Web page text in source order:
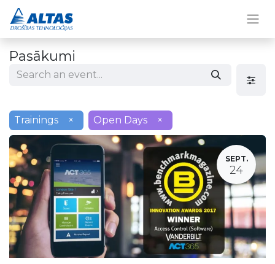
Pasākumi
Trainings × Open Days ×
SEPT.
24